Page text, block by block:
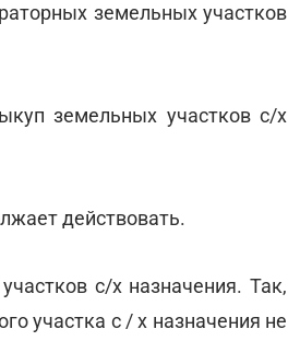
земельных участков
земельных участков с/х
действовать.
с/х назначения. Так,
участка с / х назначения не